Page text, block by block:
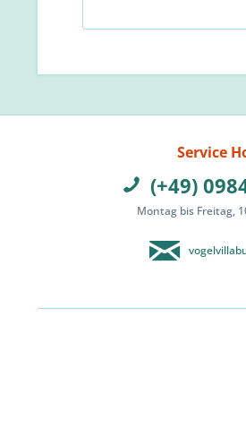
Service
(+49)
Montag bis Freitag,